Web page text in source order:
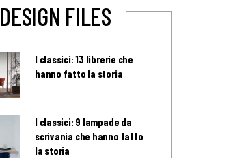
DESIGN FILES
I classici: 13 librerie che
hanno fatto la storia
I classici: 9 lampade da
scrivania che hanno fatto
la storia